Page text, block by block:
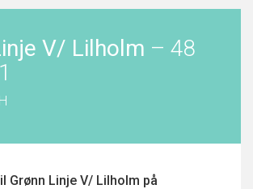
V/ Lilholm – 48
Grønn Linje V/ Lilholm på